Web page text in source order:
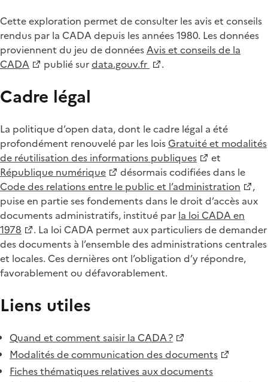
Cette exploration permet de consulter les avis et conseils
rendus par la CADA depuis les années 1980. Les données
proviennent du jeu de donnéesAvis et conseils de la
CADA
publié surdata.gouv.fr .
Cadre légal
La politique d’open data, dont le cadre légal a été
profondément renouvelé par les loisGratuité et modalités
de réutilisation des informations publiques
et
République numérique
désormais codifiées dans le
Code des relations entre le public et l’administration
,
puise en partie ses fondements dans le droit d’accès aux
documents administratifs, institué par la loi CADA en
1978
. La loi CADA permet aux particuliers de demander
des documents à l’ensemble des administrations centrales
et locales. Ces dernières ont l’obligation d’y répondre,
favorablement ou défavorablement.
Liens utiles
Quand et comment saisir la CADA ?
Modalités de communication des documents
Fiches thématiques relatives aux documents